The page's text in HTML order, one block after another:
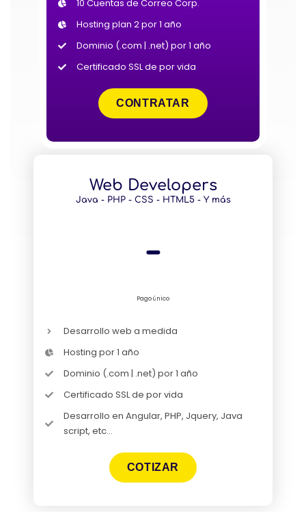
10 Cuentas de Correo Corp.
Hosting plan 2 por 1 año
Dominio (.com | .net) por 1 año
Certificado SSL de por vida
CONTRATAR
Web Developers
Java - PHP - CSS - HTML5 - Y más
-
Pago único
Desarrollo web a medida
Hosting por 1 año
Dominio (.com | .net) por 1 año
Certificado SSL de por vida
Desarrollo en Angular, PHP, Jquery, Java
script, etc...
COTIZAR